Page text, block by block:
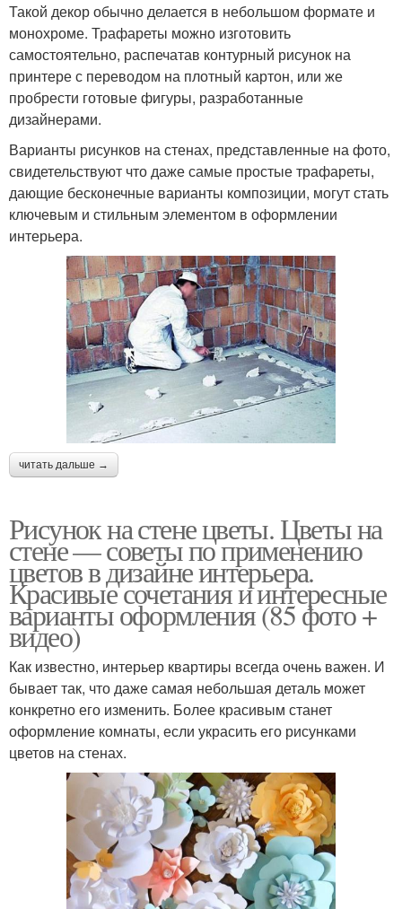
Такой декор обычно делается в небольшом формате и
монохроме. Трафареты можно изготовить
самостоятельно, распечатав контурный рисунок на
принтере с переводом на плотный картон, или же
пробрести готовые фигуры, разработанные
дизайнерами.
Варианты рисунков на стенах, представленные на фото,
свидетельствуют что даже самые простые трафареты,
дающие бесконечные варианты композиции, могут стать
ключевым и стильным элементом в оформлении
интерьера.
читать дальше →
Рисунок на стене цветы. Цветы на
стене — советы по применению
цветов в дизайне интерьера.
Красивые сочетания и интересные
варианты оформления (85 фото +
видео)
Как известно, интерьер квартиры всегда очень важен. И
бывает так, что даже самая небольшая деталь может
конкретно его изменить. Более красивым станет
оформление комнаты, если украсить его рисунками
цветов на стенах.